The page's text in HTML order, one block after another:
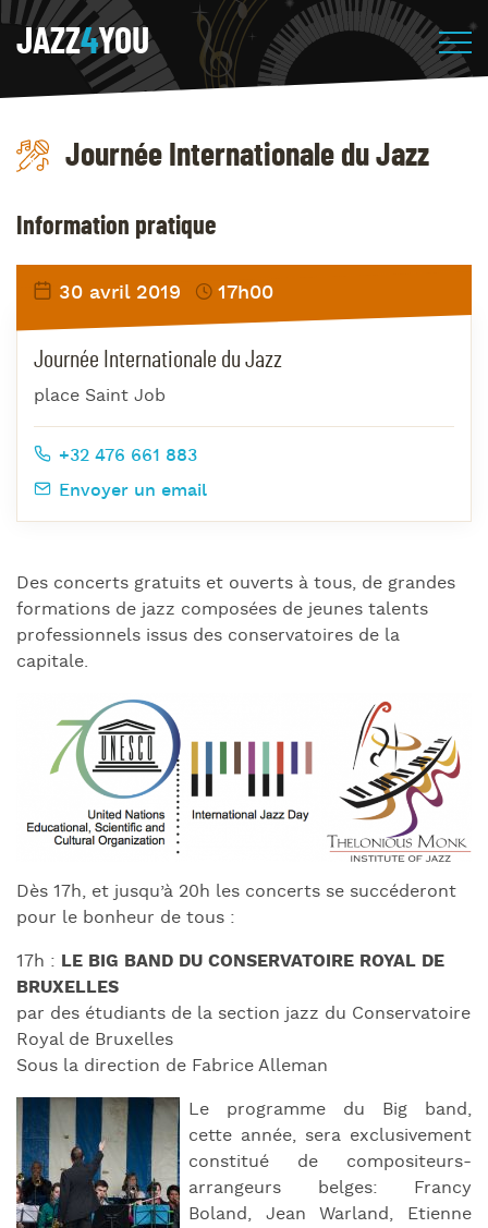
JAZZ4YOU
Journée Internationale du Jazz
Des concerts gratuits et ouverts à tous, de grandes
formations de jazz composées de jeunes talents
professionnels issus des conservatoires de la
capitale.
Dès 17h, et jusqu’à 20h les concerts se succéderont
pour le bonheur de tous :
17h : LE BIG BAND DU CONSERVATOIRE ROYAL DE
BRUXELLES
par des étudiants de la section jazz du Conservatoire
Royal de Bruxelles
Sous la direction de Fabrice Alleman
Le programme du Big band,
cette année, sera exclusivement
constitué de compositeurs-
arrangeurs belges: Francy
Boland, Jean Warland, Etienne
Information pratique
30 avril 2019 17h00
Journée Internationale du Jazz
place Saint Job
+32 476 661 883
Envoyer un email